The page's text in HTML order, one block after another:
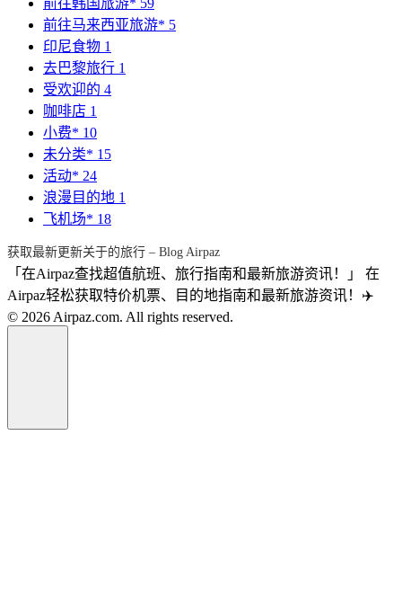
前往马来西亚旅游* 5
印尼食物 1
去巴黎旅行 1
受欢迎的 4
咖啡店 1
小费* 10
未分类* 15
活动* 24
浪漫目的地 1
飞机场* 18
获取最新更新关于的旅行 – Blog Airpaz
「在Airpaz查找超值航班、旅行指南和最新旅游资讯！」 在
Airpaz轻松获取特价机票、目的地指南和最新旅游资讯！✈️
© 2026 Airpaz.com. All rights reserved.